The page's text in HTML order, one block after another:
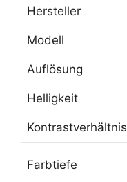
Hersteller
Modell
Auflösung
Helligkeit
Kontrastverhältnis
Farbtiefe